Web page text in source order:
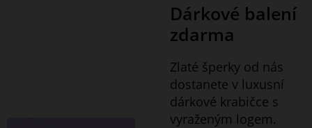
Dárkové balení
zdarma
Zlaté šperky od nás
dostanete v luxusní
dárkové krabičce s
vyraženým logem.